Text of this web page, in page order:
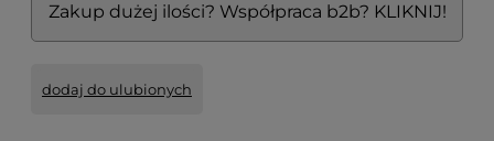
Zakup dużej ilości? Współpraca b2b? KLIKNIJ!
dodaj do ulubionych